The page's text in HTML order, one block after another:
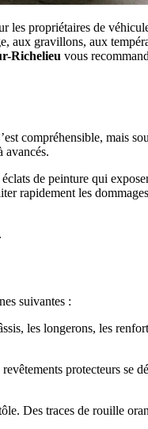
propriétaires de
aux gravillons, aux
Richelieu vous
compréhensible, mais
avancés.
de peinture qui
rapidement les
suivantes :
les longerons, les
protecteurs se
Des traces de rouille